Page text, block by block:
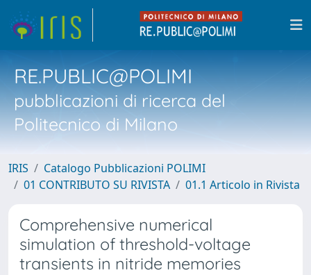
RE.PUBLIC@POLIMI
pubblicazioni di ricerca del
Politecnico di Milano
IRIS
Catalogo Pubblicazioni POLIMI
01 CONTRIBUTO SU RIVISTA
01.1 Articolo in Rivista
Comprehensive numerical
simulation of threshold-voltage
transients in nitride memories